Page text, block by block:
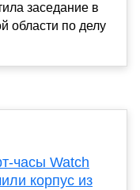
заседание в
области по делу
часы Watch
корпус из